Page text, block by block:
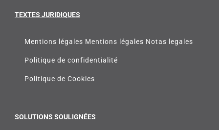
TEXTES JURIDIQUES
Mentions légales Mentions légales Notas legales
Politique de confidentialité
Politique de Cookies
SOLUTIONS SOULIGNÉES